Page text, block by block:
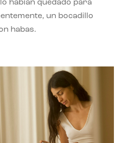
habían quedado para
un bocadillo
habas.